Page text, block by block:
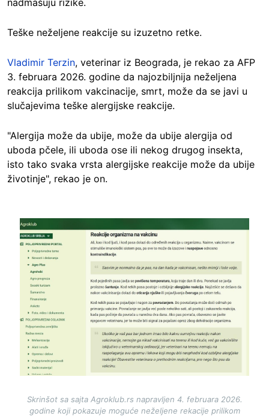
Teške neželjene reakcije su izuzetno retke.
Vladimir Terzin, veterinar iz Beograda, je rekao za AFP
3. februara 2026. godine da najozbiljnija neželjena
reakcija prilikom vakcinacije, smrt, može da se javi u
slučajevima teške alergijske reakcije.
"Alergija može da ubije, može da ubije alergija od
uboda pčele, ili uboda ose ili nekog drugog insekta,
isto tako svaka vrsta alergijske reakcije može da ubije
životinje", rekao je on.
Image
Skrinšot sa sajta Agroklub.rs napravljen 4. februara 2026.
godine koji pokazuje moguće neželjene rekacije prilikom